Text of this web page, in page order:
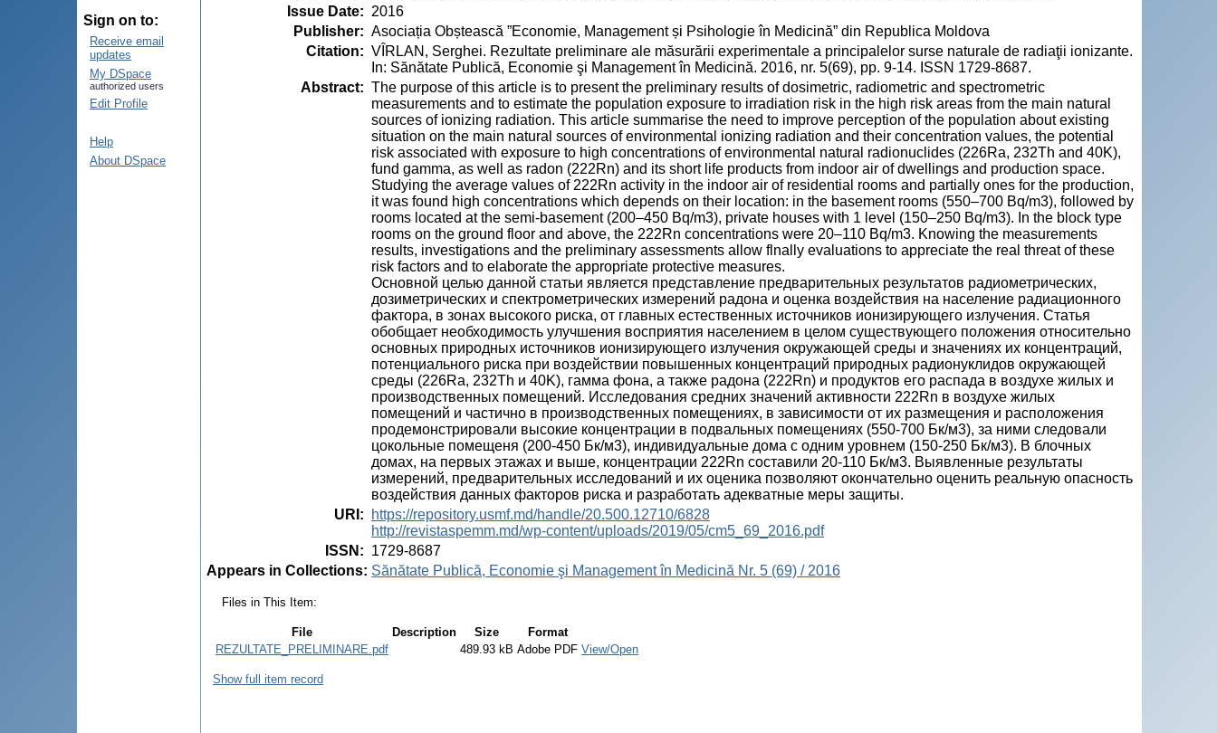
Sign on to:
Receive email
updates
My DSpace
authorized users
Edit Profile
Help
About DSpace
Issue Date: 2016
Publisher: Asociația Obștească ”Economie, Management și Psihologie în Medicină” din Republica Moldova
Citation: VÎRLAN, Serghei. Rezultate preliminare ale măsurării experimentale a principalelor surse naturale de radiaţii ionizante.
In: Sănătate Publică, Economie şi Management în Medicină. 2016, nr. 5(69), pp. 9-14. ISSN 1729-8687.
Abstract: The purpose of this article is to present the preliminary results of dosimetric, radiometric and spectrometric
measurements and to estimate the population exposure to irradiation risk in the high risk areas from the main natural
sources of ionizing radiation. This article summarise the need to improve perception of the population about existing
situation on the main natural sources of environmental ionizing radiation and their concentration values, the potential
risk associated with exposure to high concentrations of environmental natural radionuclides (226Ra, 232Th and 40K),
fund gamma, as well as radon (222Rn) and its short life products from indoor air of dwellings and production space.
Studying the average values of 222Rn activity in the indoor air of residential rooms and partially ones for the production,
it was found high concentrations which depends on their location: in the basement rooms (550–700 Bq/m3), followed by
rooms located at the semi-basement (200–450 Bq/m3), private houses with 1 level (150–250 Bq/m3). In the block type
rooms on the ground floor and above, the 222Rn concentrations were 20–110 Bq/m3. Knowing the measurements
results, investigations and the preliminary assessments allow flnally evaluations to appreciate the real threat of these
risk factors and to elaborate the appropriate protective measures.
Oсновной целью данной статьи является представление предварительных результатов радиометрических,
дозиметрическиx и спектрометрическиx измерений радона и оценка воздействия на населениe радиационного
фактора, в зонах высокого риска, от главныx естественныx источникoв ионизирующего излучения. Статья
обобщает необходимость улучшения восприятия населением в целом существующего положения относительно
основных природных источников ионизирующего излучения окружающей среды и значенияx иx концентраций,
потенциальнoго рискa при воздействии повышенных концентраций природных радионуклидов окружающей
среды (226Ra, 232Th и 40K), гамма фонa, а также радона (222Rn) и продуктoв его распада в воздухе жилых и
производственных помещений. Исследования средних значений активности 222Rn в воздухе жилых
помещений и частично в производственных помещениях, в зависимости от их размещения и расположения
продемонстрировали высокие концентрации в подвальных помещениях (550-700 Бк/м3), за ними следовали
цокольные помещеня (200-450 Бк/м3), индивидуальные дома с одним уровнем (150-250 Бк/м3). B блочныx
домаx, на первыx этажax и выше, концентрации 222Rn составили 20-110 Бк/м3. Bыявленные результаты
измерений, предварительныx исследований и иx оценикa позволяют окончательно оценить реальную опасность
воздействия данных факторов риска и разработать адекватныe меры защиты.
URI :
https://repository.usmf.md/handle/20.500.12710/6828
http://revistaspemm.md/wp-content/uploads/2019/05/cm5_69_2016.pdf
ISSN : 1729-8687
Appears in Collections: Sănătate Publică, Economie şi Management în Medicină Nr. 5 (69) / 2016
Files in This Item:
File Description Size
Format
REZULTATE_PRELIMINARE.pdf
489.93 kB Adobe PDF View/Open
Show full item record